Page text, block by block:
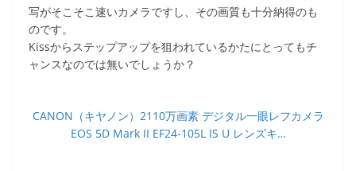
写がそこそこ速いカメラですし、その画質も十分納得のも
のです。
Kissからステップアップを狙われているかたにとってもチ
ャンスなのでは無いでしょうか？
CANON（キヤノン）2110万画素 デジタル一眼レフカメラ
EOS 5D Mark II EF24-105L IS U レンズキ…